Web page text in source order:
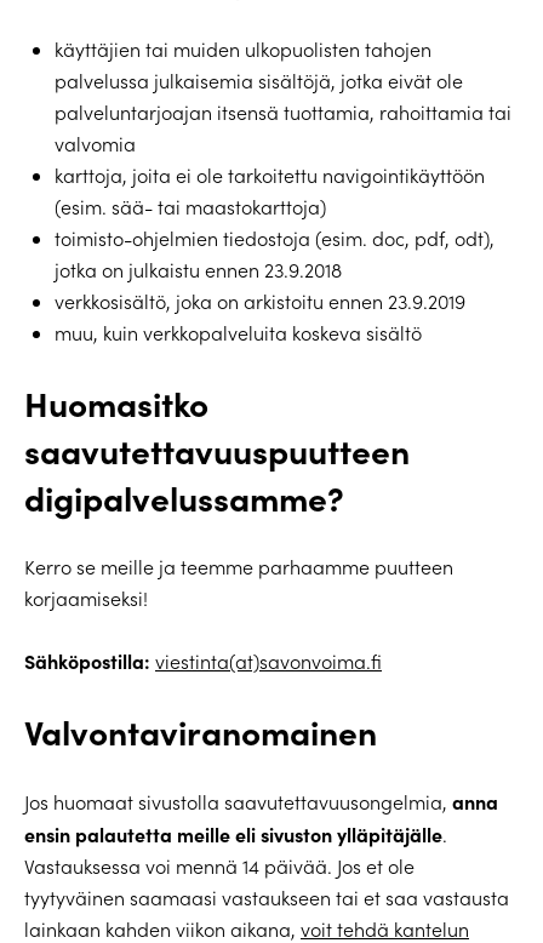
käyttäjien tai muiden ulkopuolisten tahojen
palvelussa julkaisemia sisältöjä, jotka eivät ole
palveluntarjoajan itsensä tuottamia, rahoittamia tai
valvomia
karttoja, joita ei ole tarkoitettu navigointikäyttöön
(esim. sää- tai maastokarttoja)
toimisto-ohjelmien tiedostoja (esim. doc, pdf, odt),
jotka on julkaistu ennen 23.9.2018
verkkosisältö, joka on arkistoitu ennen 23.9.2019
muu, kuin verkkopalveluita koskeva sisältö
Huomasitko
saavutettavuuspuutteen
digipalvelussamme?
Kerro se meille ja teemme parhaamme puutteen
korjaamiseksi!
Sähköpostilla: viestinta(at)savonvoima.fi
Valvontaviranomainen
Jos huomaat sivustolla saavutettavuusongelmia, anna
ensin palautetta meille eli sivuston ylläpitäjälle.
Vastauksessa voi mennä 14 päivää. Jos et ole
tyytyväinen saamaasi vastaukseen tai et saa vastausta
lainkaan kahden viikon aikana, voit tehdä kantelun